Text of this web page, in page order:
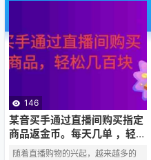
势，成为了越来越多开发者眼中的
一片沃土。展望2026年，随着用户
习惯的进一步固化和技术框架的日
趋成熟，微信小程序的掘金价值将
迎来新的高峰，并且对于新手开发
者而言，它依然是一个相对简单好
上手、充满机遇的赛道。 为什么20
146
某音买手通过直播间购买指定
商品返金币。每天几单 ，轻松
几百块。
随着直播购物的兴起，越来越多的